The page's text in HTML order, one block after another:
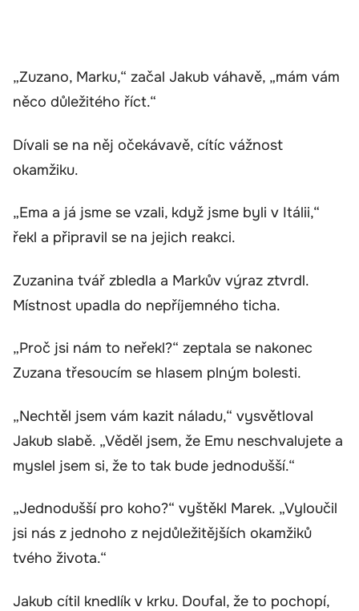
„Zuzano, Marku,“ začal Jakub váhavě, „mám vám
něco důležitého říct.“
Dívali se na něj očekávavě, cítíc vážnost
okamžiku.
„Ema a já jsme se vzali, když jsme byli v Itálii,“
řekl a připravil se na jejich reakci.
Zuzanina tvář zbledla a Markův výraz ztvrdl.
Místnost upadla do nepříjemného ticha.
„Proč jsi nám to neřekl?“ zeptala se nakonec
Zuzana třesoucím se hlasem plným bolesti.
„Nechtěl jsem vám kazit náladu,“ vysvětloval
Jakub slabě. „Věděl jsem, že Emu neschvalujete a
myslel jsem si, že to tak bude jednodušší.“
„Jednodušší pro koho?“ vyštěkl Marek. „Vyloučil
jsi nás z jednoho z nejdůležitějších okamžiků
tvého života.“
Jakub cítil knedlík v krku. Doufal, že to pochopí,